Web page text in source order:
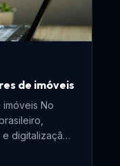
de imóveis
imóveis No
digitalização